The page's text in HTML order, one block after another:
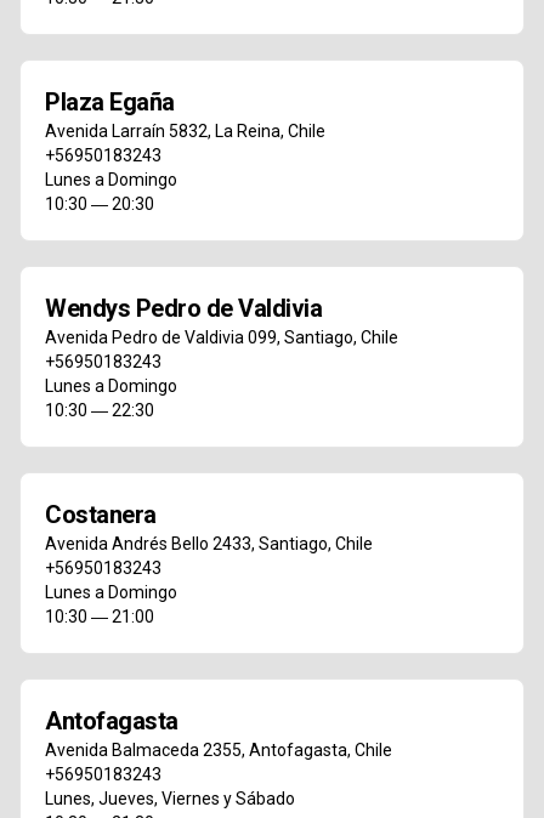
Plaza Egaña
Avenida Larraín 5832, La Reina, Chile
+56950183243
Lunes a Domingo
10:30 ― 20:30
Wendys Pedro de Valdivia
Avenida Pedro de Valdivia 099, Santiago, Chile
+56950183243
Lunes a Domingo
10:30 ― 22:30
Costanera
Avenida Andrés Bello 2433, Santiago, Chile
+56950183243
Lunes a Domingo
10:30 ― 21:00
Antofagasta
Avenida Balmaceda 2355, Antofagasta, Chile
+56950183243
Lunes, Jueves, Viernes y Sábado